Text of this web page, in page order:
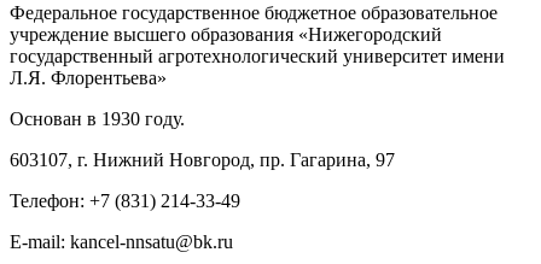
Федеральное государственное бюджетное образовательное
учреждение высшего образования «Нижегородский
государственный агротехнологический университет имени
Л.Я. Флорентьева»
Основан в 1930 году.
603107, г. Нижний Новгород, пр. Гагарина, 97
Телефон: +7 (831) 214-33-49
E-mail: kancel-nnsatu@bk.ru